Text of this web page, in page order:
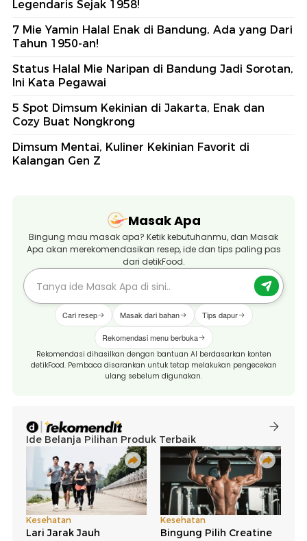
Legendaris Sejak 1958!
7 Mie Yamin Halal Enak di Bandung, Ada yang Dari
Tahun 1950-an!
Status Halal Mie Naripan di Bandung Jadi Sorotan,
Ini Kata Pegawai
5 Spot Dimsum Kekinian di Jakarta, Enak dan
Cozy Buat Nongkrong
Dimsum Mentai, Kuliner Kekinian Favorit di
Kalangan Gen Z
Masak Apa
Bingung mau masak apa? Ketik kebutuhanmu, dan Masak
Apa akan merekomendasikan resep, ide dan tips paling pas
dari detikFood.
Cari resep Masak dari bahan Tips dapur
Rekomendasi menu berbuka
Rekomendasi dihasilkan dengan bantuan AI berdasarkan konten
detikFood. Pembaca disarankan untuk tetap melakukan pengecekan
ulang sebelum digunakan.